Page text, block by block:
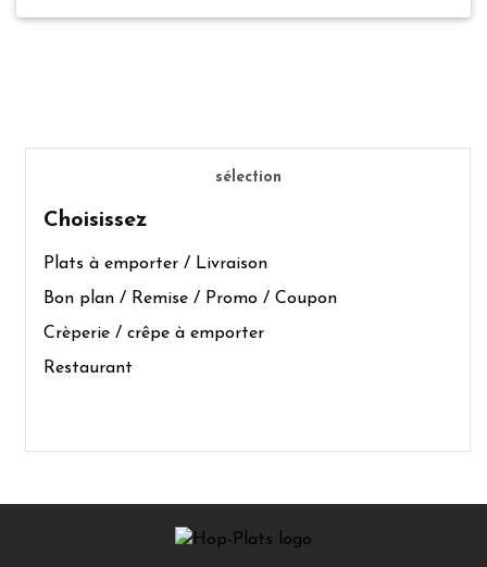
sélection
Choisissez
Plats à emporter / Livraison
Bon plan / Remise / Promo / Coupon
Crèperie / crêpe à emporter
Restaurant